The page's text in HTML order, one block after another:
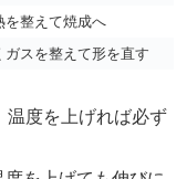
を整えて焼成へ
ガスを整えて形を直す
温度を上げれば必ず